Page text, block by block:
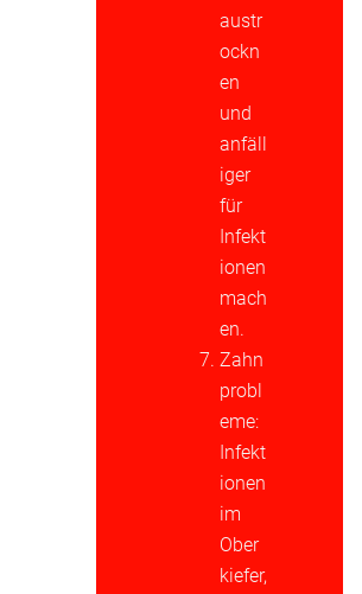
austr
ockn
en
und
anfäll
iger
für
Infekt
ionen
mach
en.
Zahn
probl
eme:
Infekt
ionen
im
Ober
kiefer,